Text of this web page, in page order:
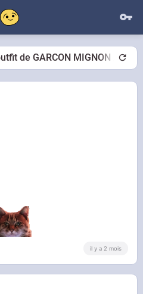
de GARCON MIGNON /10 ?
il y a 2 mois